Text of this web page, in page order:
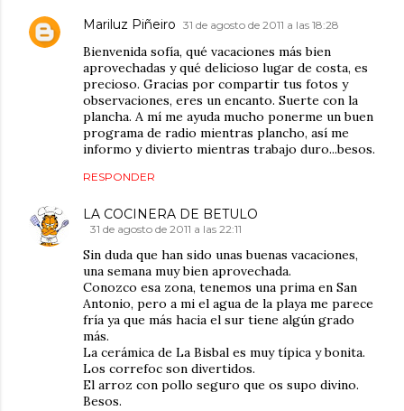
Mariluz Piñeiro 31 de agosto de 2011 a las 18:28
Bienvenida sofía, qué vacaciones más bien
aprovechadas y qué delicioso lugar de costa, es
precioso. Gracias por compartir tus fotos y
observaciones, eres un encanto. Suerte con la
plancha. A mí me ayuda mucho ponerme un buen
programa de radio mientras plancho, así me
informo y divierto mientras trabajo duro...besos.
RESPONDER
LA COCINERA DE BETULO
31 de agosto de 2011 a las 22:11
Sin duda que han sido unas buenas vacaciones,
una semana muy bien aprovechada.
Conozco esa zona, tenemos una prima en San
Antonio, pero a mi el agua de la playa me parece
fría ya que más hacia el sur tiene algún grado
más.
La cerámica de La Bisbal es muy típica y bonita.
Los correfoc son divertidos.
El arroz con pollo seguro que os supo divino.
Besos.